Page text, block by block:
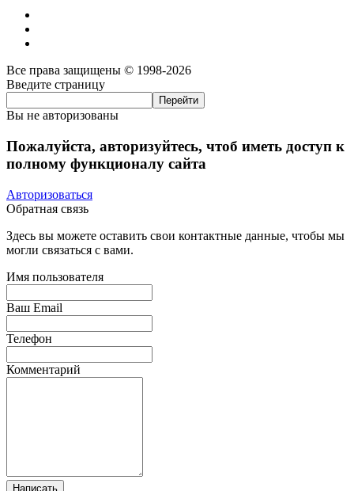
Все права защищены © 1998-2026
Введите страницу
Вы не авторизованы
Пожалуйста, авторизуйтесь, чтоб иметь доступ к
полному функционалу сайта
Авторизоваться
Обратная связь
Здесь вы можете оставить свои контактные данные, чтобы мы
могли связаться с вами.
Имя пользователя
Ваш Email
Телефон
Комментарий
Написать